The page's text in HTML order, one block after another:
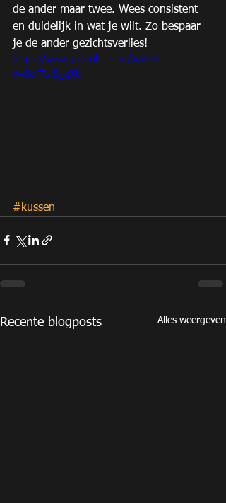
de ander maar twee. Wees consistent
en duidelijk in wat je wilt. Zo bespaar
je de ander gezichtsverlies!
https://www.youtube.com/watch?
v=BoFFzfB_gXU
#kussen
Recente blogposts Alles weergeven